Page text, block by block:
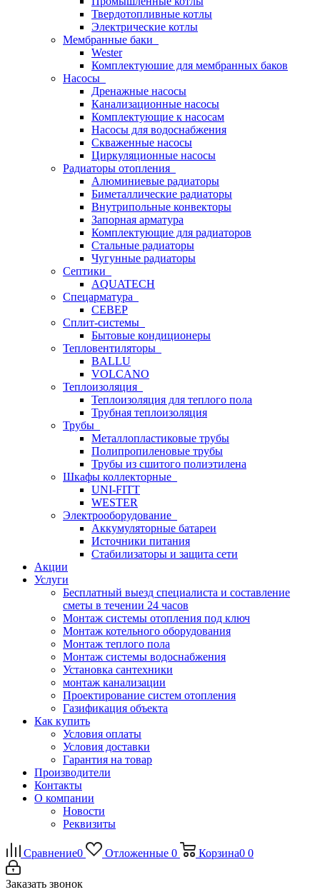
Твердотопливные котлы
Электрические котлы
Мембранные баки
Wester
Комплектуюшие для мембранных баков
Насосы
Дренажные насосы
Канализационные насосы
Комплектующие к насосам
Насосы для водоснабжения
Скваженные насосы
Циркуляционные насосы
Радиаторы отопления
Алюминиевые радиаторы
Биметаллические радиаторы
Внутрипольные конвекторы
Запорная арматура
Комплектующие для радиаторов
Стальные радиаторы
Чугунные радиаторы
Септики
AQUATECH
Спецарматура
СЕВЕР
Сплит-системы
Бытовые кондиционеры
Тепловентиляторы
BALLU
VOLCANO
Теплоизоляция
Теплоизоляция для теплого пола
Трубная теплоизоляция
Трубы
Металлопластиковые трубы
Полипропиленовые трубы
Трубы из сшитого полиэтилена
Шкафы коллекторные
UNI-FITT
WESTER
Электрооборудование
Аккумуляторные батареи
Источники питания
Стабилизаторы и защита сети
Акции
Услуги
Бесплатный выезд специалиста и составление
сметы в течении 24 часов
Монтаж системы отопления под ключ
Монтаж котельного оборудования
Монтаж теплого пола
Монтаж системы водоснабжения
Установка сантехники
монтаж канализации
Проектирование систем отопления
Газификация объекта
Как купить
Условия оплаты
Условия доставки
Гарантия на товар
Производители
Контакты
О компании
Новости
Реквизиты
Сравнение0 Отложенные 0 Корзина0 0
Заказать звонок